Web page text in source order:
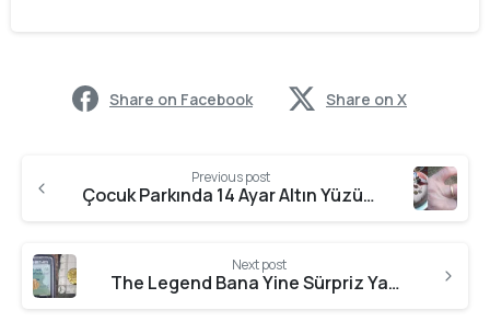
Share on Facebook Share on X
Previous post
Çocuk Parkında 14 Ayar Altın Yüzük Buldum
Next post
The Legend Bana Yine Sürpriz Yaptı: Altın Sikke Buldum